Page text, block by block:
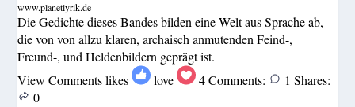
www.planetlyrik.de
Die Gedichte dieses Bandes bilden eine Welt aus Sprache ab,
die von von allzu klaren, archaisch anmutenden Feind-,
Freund-, und Heldenbildern geprägt ist.
View Comments likes love 4 Comments: 1 Shares:
0